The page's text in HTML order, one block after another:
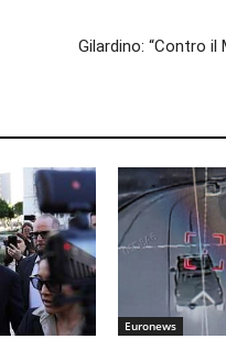
Gilardino: “Contro il
Euronews